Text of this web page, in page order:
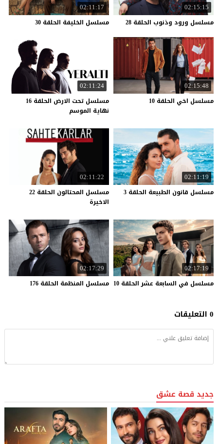
02:15:15
مسلسل ورود وذنوب الحلقة 28
02:11:17
مسلسل الخليفة الحلقة 30
02:15:48
مسلسل اخي الحلقة 10
02:11:24
مسلسل تحت الارض الحلقة 16
نهاية الموسم
02:11:19
مسلسل قانون الطبيعة الحلقة 3
02:11:22
مسلسل المحتالون الحلقة 22
الاخيرة
02:17:19
مسلسل في السابعة عشر الحلقة 10
02:17:29
مسلسل المنظمة الحلقة 176
0 التعليقات
جديد قصة عشق